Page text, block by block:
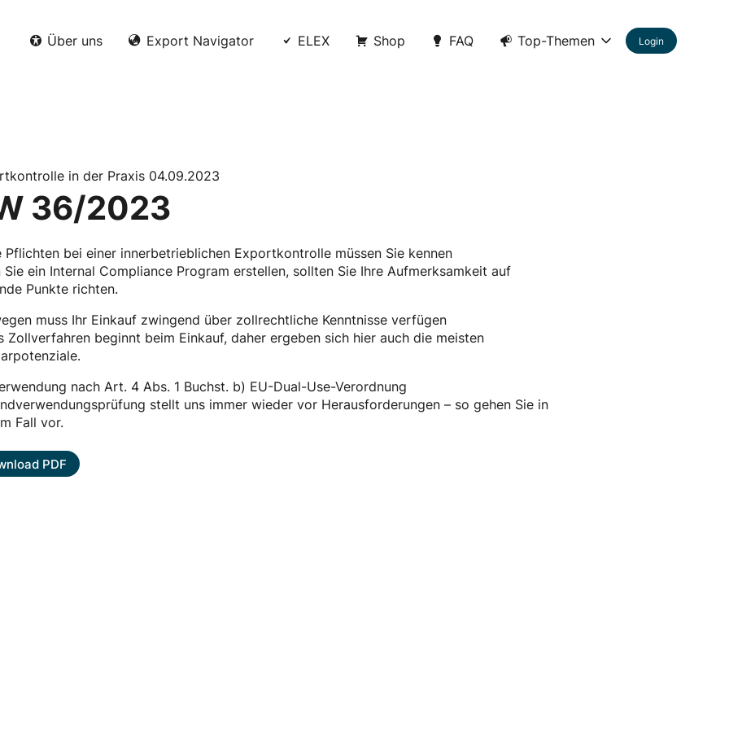
Über uns Export Navigator ELEX Shop FAQ Top-Themen Login
in der Praxis 04.09.2023
36/2023
Pflichten bei einer innerbetrieblichen Exportkontrolle müssen Sie kennen
Sie ein Internal Compliance Program erstellen, sollten Sie Ihre Aufmerksamkeit auf
Punkte richten.
muss Ihr Einkauf zwingend über zollrechtliche Kenntnisse verfügen
Zollverfahren beginnt beim Einkauf, daher ergeben sich hier auch die meisten
nach Art. 4 Abs. 1 Buchst. b) EU-Dual-Use-Verordnung
stellt uns immer wieder vor Herausforderungen – so gehen Sie in
Fall vor.
PDF